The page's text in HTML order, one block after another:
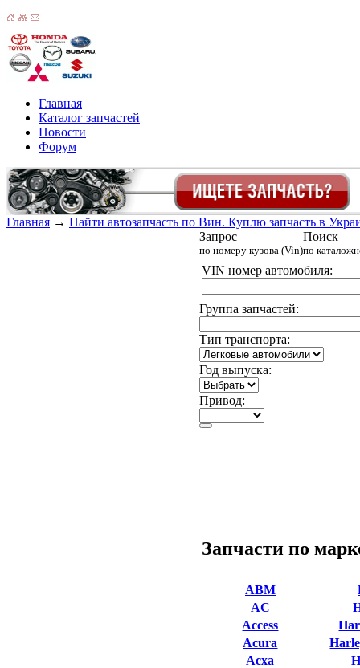
Главная
Каталог запчастей
Новости
Форум
Главная → Найти автозапчасть по Вин. Куплю запчасть в
Запрос
по номеру кузова (Vin)
Поиск
по
VIN номер автомобиля:
Группа запчастей:
Тип транспорта:
Год выпуска:
Привод:
Запчасти по
ABM
AC
Access
Acura
Acxa